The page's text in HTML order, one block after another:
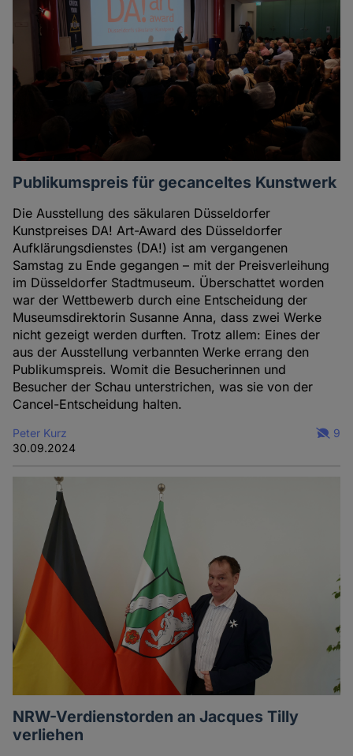
Publikumspreis für gecanceltes Kunstwerk
Die Ausstellung des säkularen Düsseldorfer
Kunstpreises DA! Art-Award des Düsseldorfer
Aufklärungsdienstes (DA!) ist am vergangenen
Samstag zu Ende gegangen – mit der Preisverleihung
im Düsseldorfer Stadtmuseum. Überschattet worden
war der Wettbewerb durch eine Entscheidung der
Museumsdirektorin Susanne Anna, dass zwei Werke
nicht gezeigt werden durften. Trotz allem: Eines der
aus der Ausstellung verbannten Werke errang den
Publikumspreis. Womit die Besucherinnen und
Besucher der Schau unterstrichen, was sie von der
Cancel-Entscheidung halten.
Peter Kurz
30.09.2024
9
NRW-Verdienstorden an Jacques Tilly
verliehen